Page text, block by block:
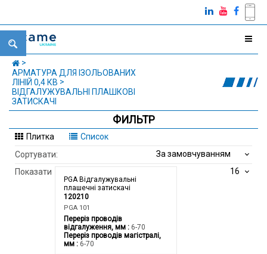
АРМАТУРА ДЛЯ ІЗОЛЬОВАНИХ
ЛІНІЙ 0,4 КВ
ВІДГАЛУЖУВАЛЬНІ ПЛАШКОВІ
ЗАТИСКАЧІ
ФИЛЬТР
Плитка
Список
Сортувати:
За замовчуванням
Показати
16
PGA Відгалужувальні
плашечні затискачі
120210
PGA 101
Переріз проводів
відгалуження, мм
6-70
Переріз проводів магістралі,
мм
6-70